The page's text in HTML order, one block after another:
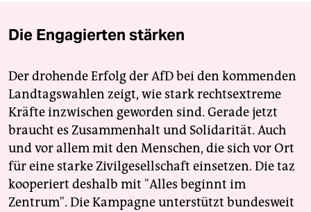
Die Engagierten stärken
Der drohende Erfolg der AfD bei den kommenden
Landtagswahlen zeigt, wie stark rechtsextreme
Kräfte inzwischen geworden sind. Gerade jetzt
braucht es Zusammenhalt und Solidarität. Auch
und vor allem mit den Menschen, die sich vor Ort
für eine starke Zivilgesellschaft einsetzen. Die taz
kooperiert deshalb mit "Alles beginnt im
Zentrum". Die Kampagne unterstützt bundesweit